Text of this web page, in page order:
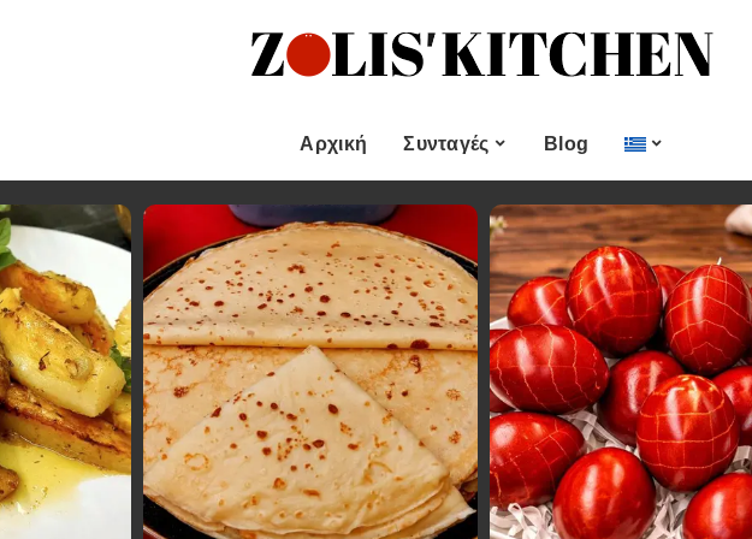
Αρχική Συνταγές
Κατηγορίες
Ορεκτικα & μεζεδες
Ψωμι
Κουλούρια και
Μπισκότα
Γλυκό και Επιδόρπιο
Ποτά και Χυμοί
Ψάρι και Θαλασσινά
Σάλτσες και Αλοιφές
Εποχιακές Συνταγές
Χριστουγεννιάτικες
Συνταγές
Πασχαλινές Συνταγές
Νηστίσιμες Συνταγές
Συνταγές για Αγίου
Βαλεντίνου
Blog
Γλυκό και Επιδόρπιο
Ποτά και Χυμοί
Ψάρι και Θαλασσινά
Σάλτσες και Αλοιφές
Κυρίως πιάτο
Κρέας
Ζυμαρικά
Πίτες και Ζύμες
Σαλάτες
Σνακ
Εποχιακές Συνταγές
Συνταγές για Αγίου
Βαλεντίνου